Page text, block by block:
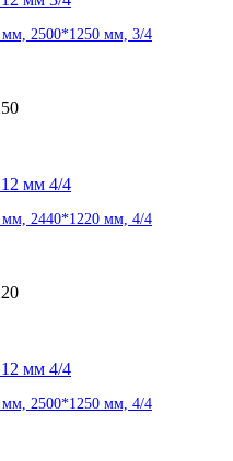
2500*1250 мм, 3/4
2440*1220 мм, 4/4
2500*1250 мм, 4/4